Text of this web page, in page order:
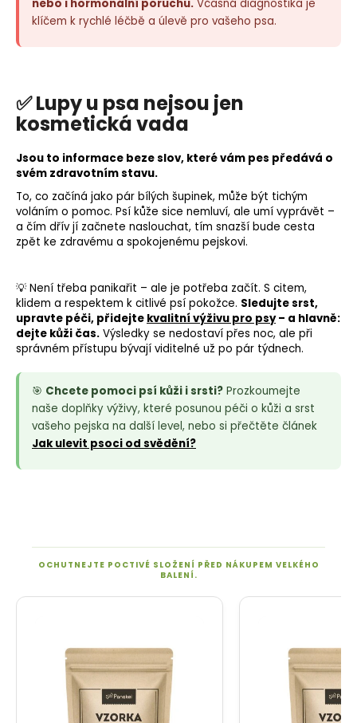
nebo i hormonální poruchu. Včasná diagnostika je
klíčem k rychlé léčbě a úlevě pro vašeho psa.
✅ Lupy u psa nejsou jen
kosmetická vada
Jsou to informace beze slov, které vám pes předává o
svém zdravotním stavu.
To, co začíná jako pár bílých šupinek, může být tichým
voláním o pomoc. Psí kůže sice nemluví, ale umí vyprávět –
a čím dřív jí začnete naslouchat, tím snazší bude cesta
zpět ke zdravému a spokojenému pejskovi.
💡 Není třeba panikařit – ale je potřeba začít. S citem,
klidem a respektem k citlivé psí pokožce. Sledujte srst,
upravte péči, přidejte kvalitní výživu pro psy– a hlavně:
dejte kůži čas. Výsledky se nedostaví přes noc, ale při
správném přístupu bývají viditelné už po pár týdnech.
🎯 Chcete pomoci psí kůži i srsti? Prozkoumejte
naše doplňky výživy, které posunou péči o kůži a srst
vašeho pejska na další level, nebo si přečtěte článek
Jak ulevit psoci od svědění?